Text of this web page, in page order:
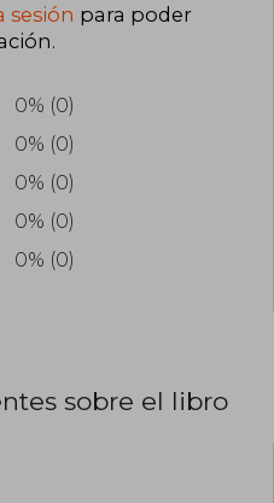
sesión para poder
.
0% (0)
0% (0)
0% (0)
0% (0)
0% (0)
sobre el libro